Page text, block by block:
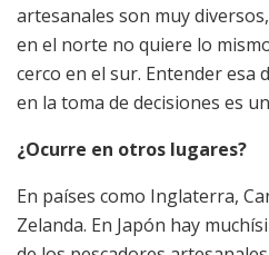
artesanales son muy
en el norte no quiere lo
cerco en el sur. Entender esa
en la toma de decisiones es
¿Ocurre en otros lugares?
En países como Inglaterra,
Zelanda. En Japón hay